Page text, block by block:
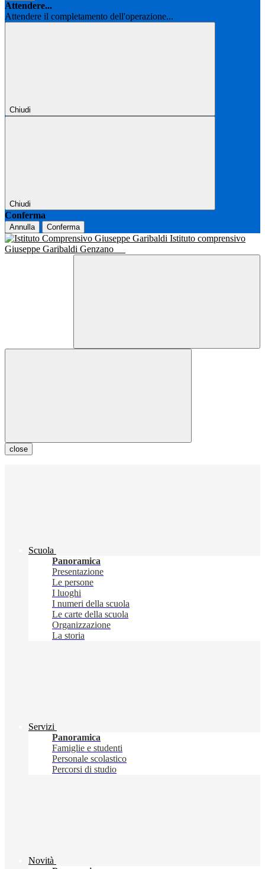
Attendere...
Attendere il completamento dell'operazione...
Chiudi
Chiudi
Conferma
Annulla Conferma
Istituto comprensivo
Giuseppe Garibaldi Genzano
close
Scuola
Panoramica
Presentazione
Le persone
I luoghi
I numeri della scuola
Le carte della scuola
Organizzazione
La storia
Servizi
Panoramica
Famiglie e studenti
Personale scolastico
Percorsi di studio
Novità